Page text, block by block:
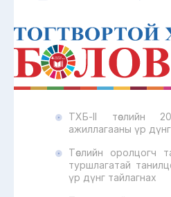
ТХБ-II төслийн
ажиллагааны үр
Төслийн оролцогч
туршлагатай
үр дүнг тайлагнах